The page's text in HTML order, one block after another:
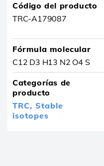
Código del producto
TRC-A179087
Fórmula molecular
C12 D3 H13 N2 O4 S
Categorías de
producto
TRC, Stable
isotopes